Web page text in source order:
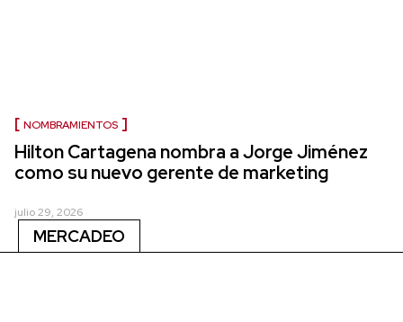
NOMBRAMIENTOS
Hilton Cartagena nombra a Jorge Jiménez
como su nuevo gerente de marketing
julio 29, 2026
MERCADEO